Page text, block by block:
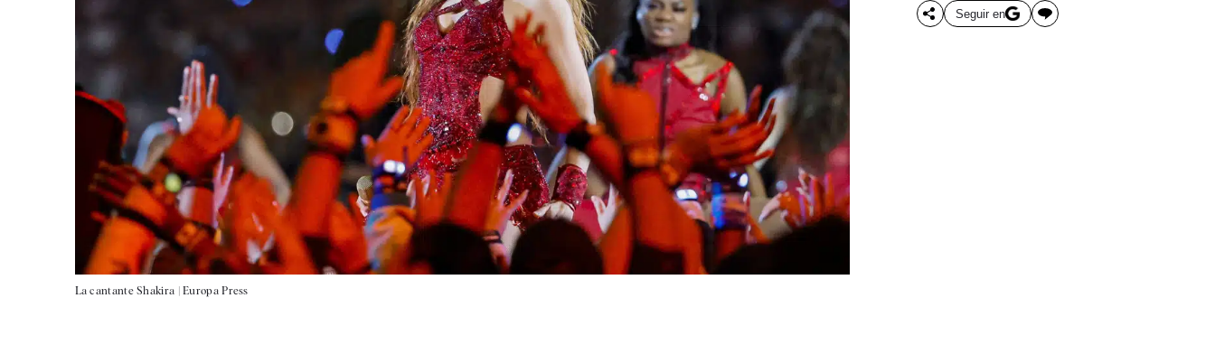
La cantante Shakira |Europa Press
Seguir en